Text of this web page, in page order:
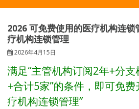
2026 可免费使用的医疗机构连锁
疗机构连锁管理
2026年4月15日
满足“主管机构订阅2年+分
+合计5家”的条件，即可免费
疗机构连锁管理”